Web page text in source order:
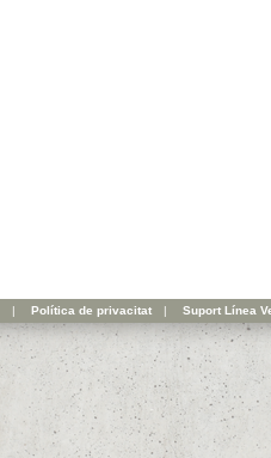
| Política de privacitat | Suport Línea